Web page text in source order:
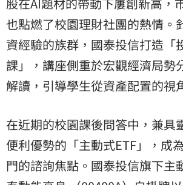
也點燃了校園理財社團的熱情。
資經驗的族群，國泰投信打造「
課」，講座側重於宏觀經濟局勢
解讀，引導學生從資產配置的視
在近期的校園課後問答中，兼具
便利優勢的「主動式ETF」，成
門的諮詢焦點。國泰投信旗下主